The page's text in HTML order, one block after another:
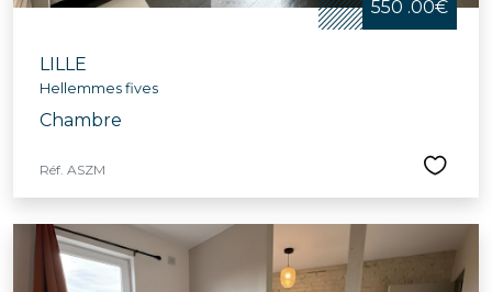
550 .00€
LILLE
Hellemmes fives
Chambre
Réf. ASZM